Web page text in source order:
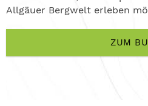
Allgäuer Bergwelt erleben
ZUM